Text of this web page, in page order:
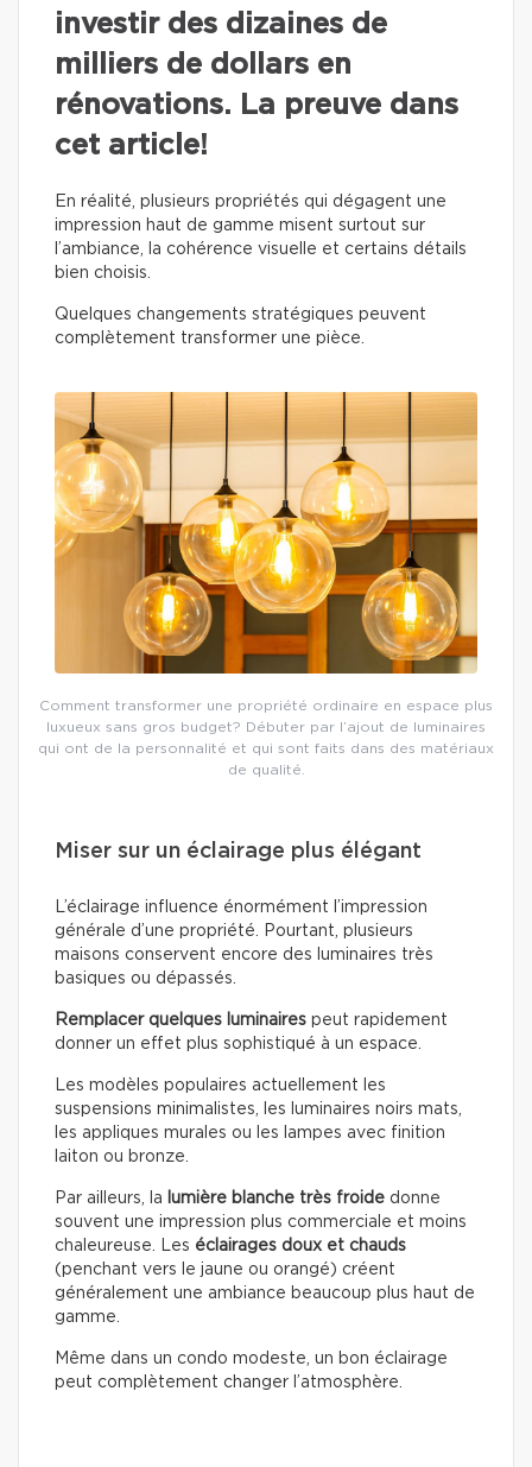
investir des dizaines de
milliers de dollars en
rénovations. La preuve dans
cet article!
En réalité, plusieurs propriétés qui dégagent une
impression haut de gamme misent surtout sur
l’ambiance, la cohérence visuelle et certains détails
bien choisis.
Quelques changements stratégiques peuvent
complètement transformer une pièce.
Comment transformer une propriété ordinaire en espace plus
luxueux sans gros budget? Débuter par l’ajout de luminaires
qui ont de la personnalité et qui sont faits dans des matériaux
de qualité.
Miser sur un éclairage plus élégant
L’éclairage influence énormément l’impression
générale d’une propriété. Pourtant, plusieurs
maisons conservent encore des luminaires très
basiques ou dépassés.
Remplacer quelques luminaires peut rapidement
donner un effet plus sophistiqué à un espace.
Les modèles populaires actuellement les
suspensions minimalistes, les luminaires noirs mats,
les appliques murales ou les lampes avec finition
laiton ou bronze.
Par ailleurs, la lumière blanche très froide donne
souvent une impression plus commerciale et moins
chaleureuse. Les éclairages doux et chauds
(penchant vers le jaune ou orangé) créent
généralement une ambiance beaucoup plus haut de
gamme.
Même dans un condo modeste, un bon éclairage
peut complètement changer l’atmosphère.